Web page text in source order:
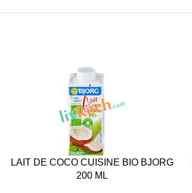
LAIT DE COCO CUISINE BIO BJORG
200 ML